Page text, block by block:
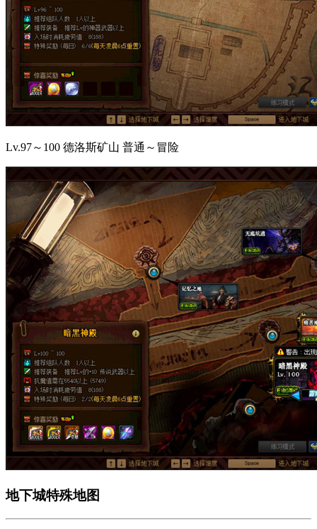
Lv.97～100 德洛斯矿山 普通～冒险
地下城特殊地图